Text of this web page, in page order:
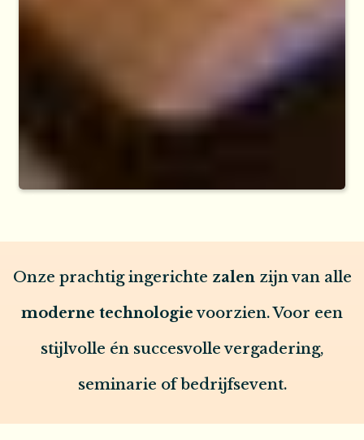
Onze prachtig ingerichte zalenzijn van alle
moderne technologievoorzien. Voor een
stijlvolle én succesvolle vergadering,
seminarie of bedrijfsevent.